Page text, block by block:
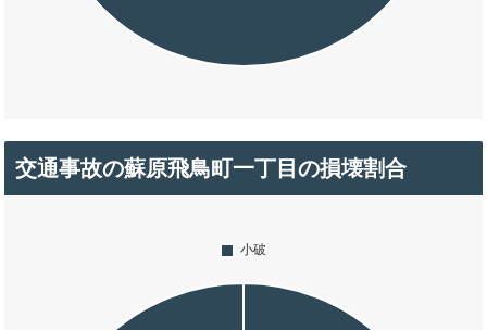
交通事故の蘇原飛鳥町一丁目の損壊割合